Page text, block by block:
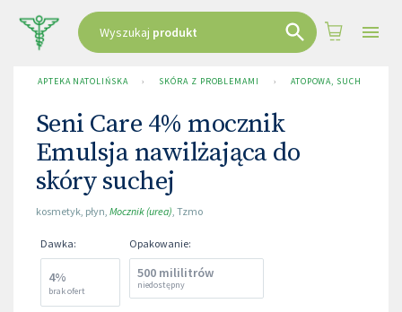
Wyszukaj produkt
APTEKA NATOLIŃSKA › SKÓRA Z PROBLEMAMI › ATOPOWA, SUCHA,
Seni Care 4% mocznik
Emulsja nawilżająca do
skóry suchej
kosmetyk, płyn, Mocznik (urea), Tzmo
Dawka:
4%
brak ofert
Opakowanie:
500 mililitrów
niedostępny